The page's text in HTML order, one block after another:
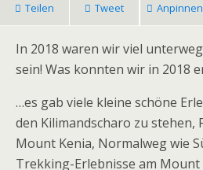
Teilen Tweet Anpinnen
In 2018 waren wir viel
sein! Was konnten wir in 2018
…es gab viele kleine schöne
den Kilimandscharo zu stehen,
Mount Kenia, Normalweg wie
Trekking-Erlebnisse am Mount